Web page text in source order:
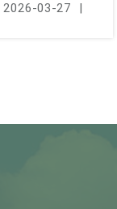
2026-03-27 |